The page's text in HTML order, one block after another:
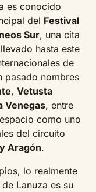
es conocido
del Festival
Sur, una cita
hasta este
de
pasado nombres
, Vetusta
Venegas, entre
como uno
del circuito
Aragón.
lo realmente
Lanuza es su